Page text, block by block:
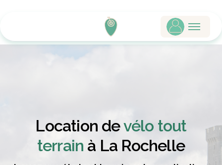
Location devélo tout
terrain à La Rochelle